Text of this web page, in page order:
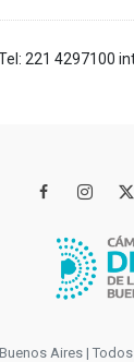
221 4297100

Aires |